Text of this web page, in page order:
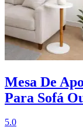
Mesa De
Para Sofá
5.0